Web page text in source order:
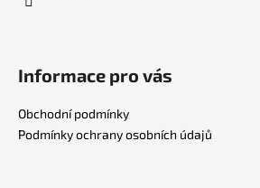
Informace pro vás
Obchodní podmínky
Podmínky ochrany osobních údajů